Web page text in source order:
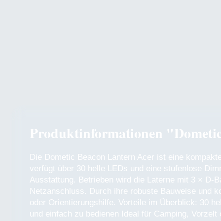
Produktinformationen
Die Dometic Beacon Lantern Acer ist eine
verfügt über 30 helle LEDs und eine stufenlose
Ausstattung. Betrieben wird die Laterne mit 3 × D-
Netzanschluss. Durch ihre robuste Bauweise und
oder Orientierungshilfe. Vorteile im Überblick: 30
und einfach zu bedienen Ideal für Camping,